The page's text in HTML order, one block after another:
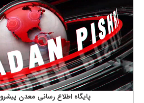
پایگاه اطلاع رسانی معدن پیشرو